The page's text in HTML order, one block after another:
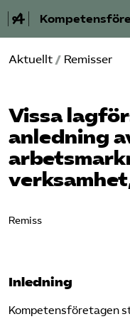
Aktuellt
A-Ö
Auktorisation
Medlemskap
Våra frågor
Aktuellt / Remisser
Vissa
anledning
Remiss
Inledning
Kompetensföretagen